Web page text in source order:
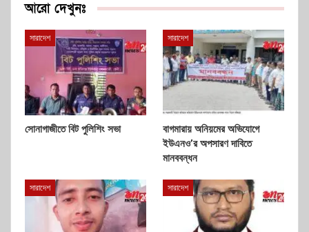
আরো দেখুনঃ
সারাদেশ
সোনাগাজীতে বিট পুলিশিং সভা
সারাদেশ
বাগমারায় অনিয়মের অভিযোগে
ইউএনও’র অপসারণ দাবিতে
মানববন্ধন
সারাদেশ সারাদেশ